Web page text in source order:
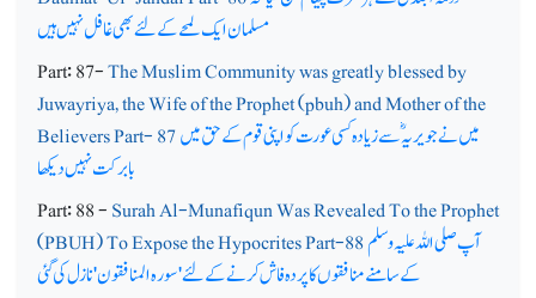
مسلمان ایک لمحے کے لئے بھی غافل نہیں ہیں
Part: 87-The Muslim Community was greatly blessed by
Juwayriya, the Wife of the Prophet (pbuh) and Mother of the
Believers Part- 87میں نے جویریہؓ سے زیادہ کسی عورت کو اپنی قوم کے حق میں
بابرکت نہیں دیکھا
Part: 88 -Surah Al-Munafiqun Was Revealed To the Prophet
(PBUH) To Expose the Hypocrites Part-88آپ صلی اللہ علیہ وسلم
کے سامنے منافقوں کا پردہ فاش کرنے کے لئے'سورہ المنافقون'نازل کی گئی